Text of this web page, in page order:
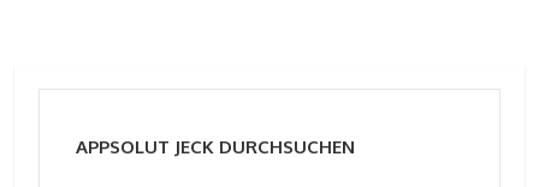
APPSOLUT JECK DURCHSUCHEN